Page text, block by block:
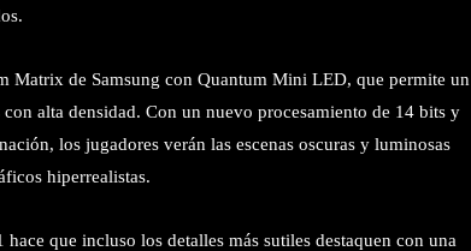
Matrix de Samsung con Quantum Mini LED, que permite un
alta densidad. Con un nuevo procesamiento de 14 bits y
los jugadores verán las escenas oscuras y luminosas
hiperrealistas.
que incluso los detalles más sutiles destaquen con una